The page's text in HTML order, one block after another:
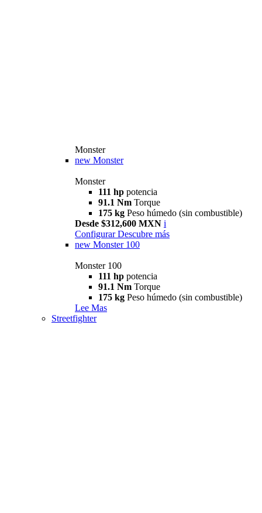
Monster
new Monster
Monster
111 hp potencia
91.1 Nm Torque
175 kg Peso húmedo (sin combustible)
Desde $312,600 MXN i
Configurar Descubre más
new Monster 100
Monster 100
111 hp potencia
91.1 Nm Torque
175 kg Peso húmedo (sin combustible)
Lee Mas
Streetfighter